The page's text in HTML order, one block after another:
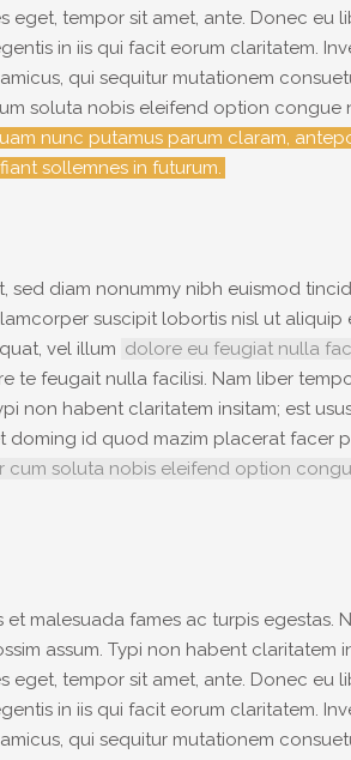
tempor sit amet, ante. Donec eu
in iis qui facit eorum claritatem.
qui sequitur mutationem
soluta nobis eleifend option
nunc putamus parum claram,
sollemnes in futurum.
sed diam nonummy nibh euismod
suscipit lobortis nisl ut
vel illum dolore eu feugiat nulla
te feugait nulla facilisi. Nam liber
non habent claritatem insitam; est
id quod mazim placerat facer
soluta nobis eleifend option
malesuada fames ac turpis
assum. Typi non habent claritatem
tempor sit amet, ante. Donec eu
in iis qui facit eorum claritatem.
qui sequitur mutationem